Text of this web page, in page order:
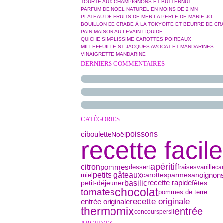
TOURTE AUX CHAMPIGNONS ET BUTTERNUT
PARFUM DE NOEL NATUREL EN MOINS DE 2 MN
PLATEAU DE FRUITS DE MER LA PERLE DE MARIE-JO,
BOUILLON DE CRABE À LA TOKYOÏTE ET BEURRE DE
PAIN MAISON AU LEVAIN LIQUIDE
QUICHE SIMPLISSIME CAROTTES POIREAUX
MILLEFEUILLE ST JACQUES AVOCAT ET MANDARINES
VINAIGRETTE MANDARINE
DERNIERS COMMENTAIRES
CATÉGORIES
cibouletteNoëlpoissons
recette facile
citronpommesdessertapéritiffraisesvanille
mielpetits gâteauxcarottesparmesan
petit-déjeunerbasilicrecette rapidefêtes
tomateschocolatpommes de terre
entrée originalerecette originale
thermomixconcourspersilentrée